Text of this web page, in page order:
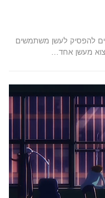
להפסיק לעשן משתמשים
מעשן אחד…